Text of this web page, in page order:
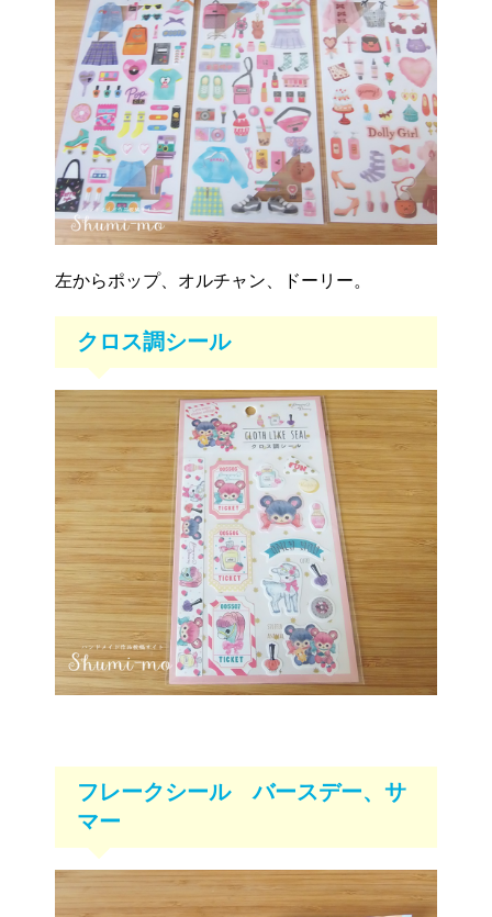
左からポップ、オルチャン、ドーリー。
クロス調シール
フレークシール バースデー、サ
マー